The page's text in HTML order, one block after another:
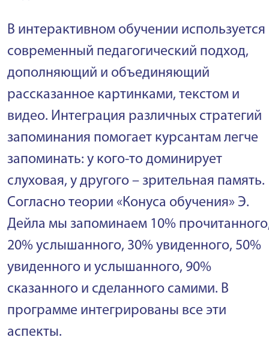
В интерактивном обучении используется
современный педагогический подход,
дополняющий и объединяющий
рассказанное картинками, текстом и
видео. Интеграция различных стратегий
запоминания помогает курсантам легче
запоминать: у кого-то доминирует
слуховая, у другого – зрительная память.
Согласно теории «Конуса обучения» Э.
Дейла мы запоминаем 10%
20% услышанного, 30% увиденного, 50%
увиденного и услышанного, 90%
сказанного и сделанного самими. В
программе интегрированы все эти
аспекты.